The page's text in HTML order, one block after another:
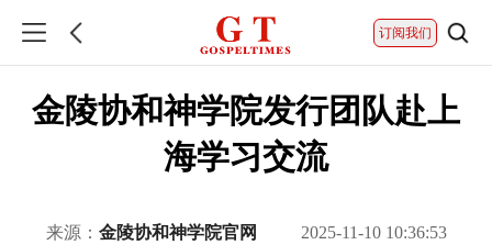
订阅我们
金陵协和神学院发行团队赴上
海学习交流
来源： 金陵协和神学院官网 2025-11-10 10:36:53